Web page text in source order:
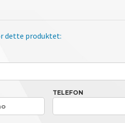
dette produktet:
TELEFON